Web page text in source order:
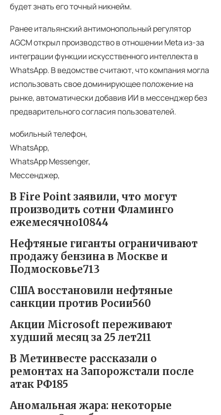
будет знать его точный никнейм.
Ранее итальянский антимонопольный регулятор
AGCM открыл производство в отношении Meta из-за
интеграции функции искусственного интеллекта в
WhatsApp. В ведомстве считают, что компания могла
использовать свое доминирующее положение на
рынке, автоматически добавив ИИ в мессенджер без
предварительного согласия пользователей.
мобильный телефон,
WhatsApp,
WhatsApp Messenger,
Мессенджер,
В Fire Point заявили, что могут
производить сотни Фламинго
ежемесячно10844
Нефтяные гиганты ограничивают
продажу бензина в Москве и
Подмосковье713
США восстановили нефтяные
санкции против Росии560
Акции Microsoft переживают
худший месяц за 25 лет211
В Метинвесте рассказали о
ремонтах на Запорожстали после
атак РФ185
Аномальная жара: некоторые